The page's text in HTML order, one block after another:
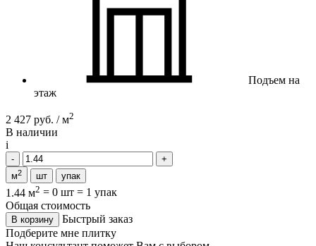
Подъем на
этаж
2 427 руб. / м2
В наличии
i
м2 шт упак
1.44 м2 = 0 шт = 1 упак
Общая стоимость
В корзину
Быстрый заказ
Подберите мне плитку